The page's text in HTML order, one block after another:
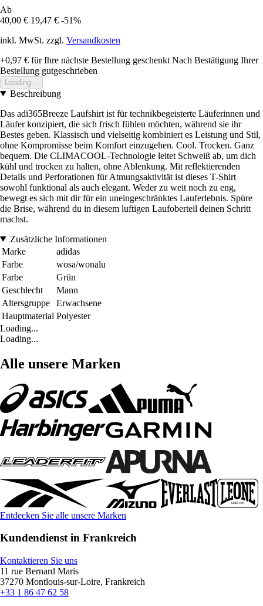
Ab
40,00 € 19,47 € -51%
inkl. MwSt. zzgl. Versandkosten
+0,97 € für Ihre nächste Bestellung geschenkt Nach Bestätigung Ihrer
Bestellung gutgeschrieben
Loading...
Beschreibung
Das adi365Breeze Laufshirt ist für technikbegeisterte Läuferinnen und
Läufer konzipiert, die sich frisch fühlen möchten, während sie ihr
Bestes geben. Klassisch und vielseitig kombiniert es Leistung und Stil,
ohne Kompromisse beim Komfort einzugehen. Cool. Trocken. Ganz
bequem. Die CLIMACOOL-Technologie leitet Schweiß ab, um dich
kühl und trocken zu halten, ohne Ablenkung. Mit reflektierenden
Details und Perforationen für Atmungsaktivität ist dieses T-Shirt
sowohl funktional als auch elegant. Weder zu weit noch zu eng,
bewegt es sich mit dir für ein uneingeschränktes Lauferlebnis. Spüre
die Brise, während du in diesem luftigen Laufoberteil deinen Schritt
machst.
Zusätzliche Informationen
Marke
adidas
Farbe
wosa/wonalu
Farbe
Grün
Geschlecht
Mann
Altersgruppe
Erwachsene
Hauptmaterial Polyester
Loading...
Loading...
Alle unsere Marken
Entdecken Sie alle unsere Marken
Kundendienst in Frankreich
Kontaktieren Sie uns
11 rue Bernard Maris
37270 Montlouis-sur-Loire, Frankreich
+33 1 86 47 62 58